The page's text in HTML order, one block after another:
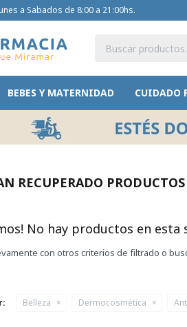
BEBES Y MATERNIDAD CUIDADO
a Sabados de 8:00 a 21:00hs.
RECUPERADO PRODUCTOS
No hay productos en esta
con otros criterios de filtrado o
Belleza Dermocosmética